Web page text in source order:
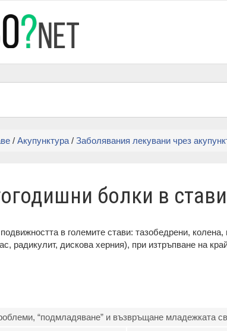
/ Акупунктура / Заболявания лекувани чрез
болки в
в големите стави: тазобедрени,
радикулит, дискова херния), при изтръпване на
“подмладяване” и възвръщане младежката